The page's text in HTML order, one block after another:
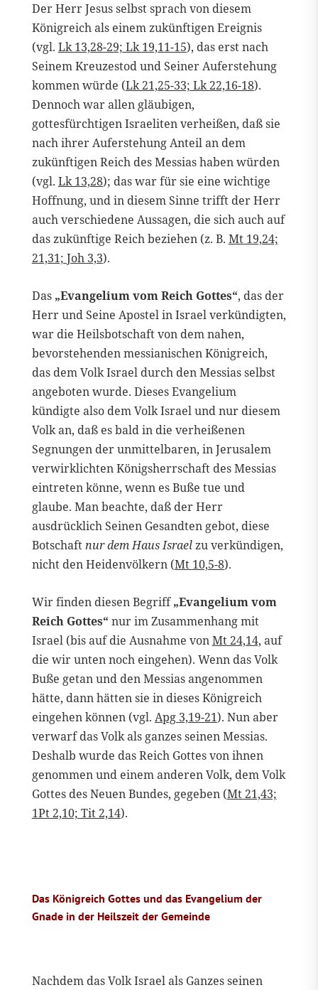
Der Herr Jesus selbst sprach von diesem
Königreich als einem zukünftigen Ereignis
(vgl. Lk 13,28-29; Lk 19,11-15), das erst nach
Seinem Kreuzestod und Seiner Auferstehung
kommen würde (Lk 21,25-33; Lk 22,16-18).
Dennoch war allen gläubigen,
gottesfürchtigen Israeliten verheißen, daß sie
nach ihrer Auferstehung Anteil an dem
zukünftigen Reich des Messias haben würden
(vgl. Lk 13,28); das war für sie eine wichtige
Hoffnung, und in diesem Sinne trifft der Herr
auch verschiedene Aussagen, die sich auch auf
das zukünftige Reich beziehen (z. B. Mt 19,24;
21,31; Joh 3,3).
Das „Evangelium vom Reich Gottes“, das der
Herr und Seine Apostel in Israel verkündigten,
war die Heilsbotschaft von dem nahen,
bevorstehenden messianischen Königreich,
das dem Volk Israel durch den Messias selbst
angeboten wurde. Dieses Evangelium
kündigte also dem Volk Israel und nur diesem
Volk an, daß es bald in die verheißenen
Segnungen der unmittelbaren, in Jerusalem
verwirklichten Königsherrschaft des Messias
eintreten könne, wenn es Buße tue und
glaube. Man beachte, daß der Herr
ausdrücklich Seinen Gesandten gebot, diese
Botschaftnur dem Haus Israelzu verkündigen,
nicht den Heidenvölkern (Mt 10,5-8).
Wir finden diesen Begriff„Evangelium vom
Reich Gottes“ nur im Zusammenhang mit
Israel (bis auf die Ausnahme vonMt 24,14, auf
die wir unten noch eingehen). Wenn das Volk
Buße getan und den Messias angenommen
hätte, dann hätten sie in dieses Königreich
eingehen können (vgl. Apg 3,19-21). Nun aber
verwarf das Volk als ganzes seinen Messias.
Deshalb wurde das Reich Gottes von ihnen
genommen und einem anderen Volk, dem Volk
Gottes des Neuen Bundes, gegeben (Mt 21,43;
1Pt 2,10; Tit 2,14).
Das Königreich Gottes und das Evangelium der
Gnade in der Heilszeit der Gemeinde
Nachdem das Volk Israel als Ganzes seinen